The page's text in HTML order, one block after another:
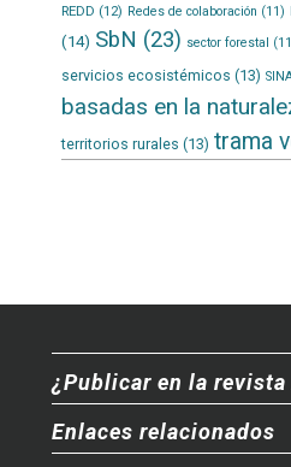
REDD (12) Redes de colaboración (11)
(14) SbN (23) sector forestal
servicios ecosistémicos (13)
basadas en la
territorios rurales (13) trama
¿Publicar en la
Enlaces relacionados